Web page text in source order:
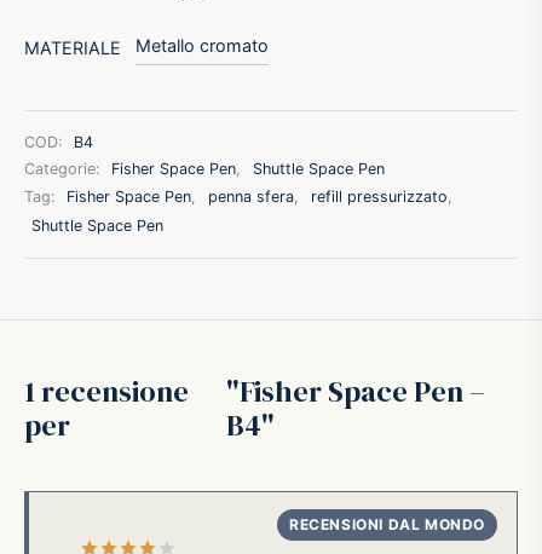
MATERIALE Metallo cromato
COD:
B4
Categorie:
Fisher Space Pen
Shuttle Space Pen
Tag:
Fisher Space Pen, penna sfera, refill pressurizzato,
Shuttle Space Pen
1 recensione
per
Fisher Space Pen –
B4
A.G.